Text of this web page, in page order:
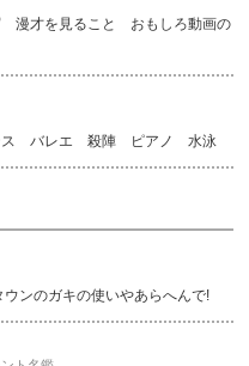
漫才を見ること おもしろ動画の
ス バレエ 殺陣 ピアノ 水泳
ンのガキの使いやあらへんで!